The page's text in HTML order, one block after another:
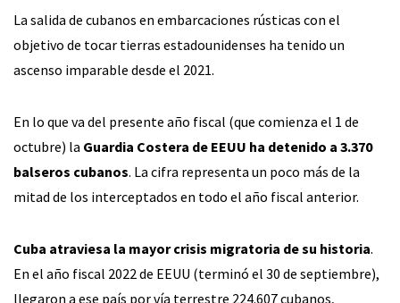
La salida de cubanos en embarcaciones rústicas con el
objetivo de tocar tierras estadounidenses ha tenido un
ascenso imparable desde el 2021.
En lo que va del presente año fiscal (que comienza el 1 de
octubre) la Guardia Costera de EEUU ha detenido a 3.370
balseros cubanos. La cifra representa un poco más de la
mitad de los interceptados en todo el año fiscal anterior.
Cuba atraviesa la mayor crisis migratoria de su historia.
En el año fiscal 2022 de EEUU (terminó el 30 de septiembre),
llegaron a ese país por vía terrestre 224.607 cubanos,